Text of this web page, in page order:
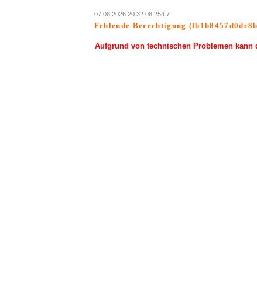
07.08.2026 20:32:08:254:7
Fehlende Berechtigung
Aufgrund von technischen Problemen kann